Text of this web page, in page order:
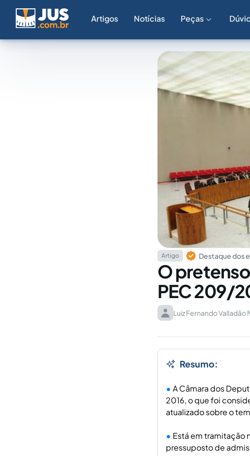
Artigos Notícias Peças
Artigo Destaque dos
O
PEC 209/
Luiz Fernando Valladão
Resumo:
A Câmara dos
2016, o que foi
atualizado sobre o
Está em tramitação
pressuposto de